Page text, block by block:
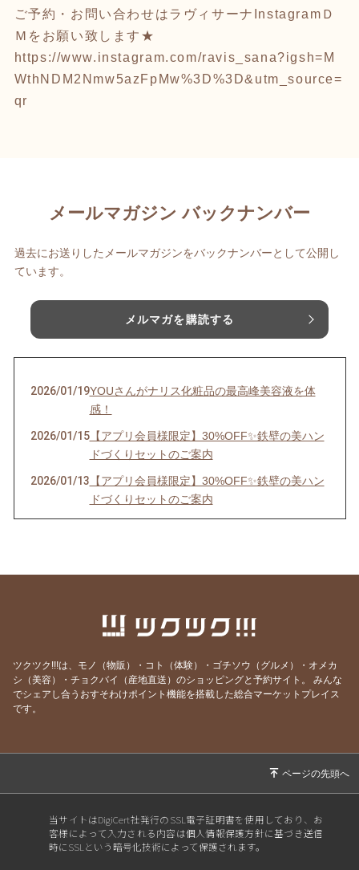
ご予約・お問い合わせはラヴィサーナInstagramＤ
Ｍをお願い致します★
https://www.instagram.com/ravis_sana?igsh=M
WthNDM2Nmw5azFpMw%3D%3D&utm_source=
qr
メールマガジン バックナンバー
過去にお送りしたメールマガジンをバックナンバーとして公開し
ています。
メルマガを購読する
2026/01/19YOUさんがナリス化粧品の最高峰美容液を体
感！
2026/01/15【アプリ会員様限定】30%OFF✨鉄壁の美ハン
ドづくりセットのご案内
2026/01/13 【アプリ会員様限定】30%OFF✨鉄壁の美ハン
ドづくりセットのご案内
メルマガ登録者2,000名突破！おめでとうござ
2025/11/20ラヴィサーナより感謝を込めて♪ Vietaポイント
メイク “限定セット” 特別販売！
2025/10/11
2025/10/04 30代からの“肌の貯金”始めませんか？
ツクツク!!!は、モノ（物販）・コト（体験）・ゴチソウ（グルメ）・オメカ
シ（美容）・チョクバイ（産地直送）のショッピングと予約サイト。
みんな
でシェアし合うおすそわけポイント機能を搭載した総合マーケットプレイス
です。
当サイトはDigiCert社発行のSSL電子証明書を使用しており、お
客様によって入力される内容は個人情報保護方針に基づき送信
時にSSLという暗号化技術によって保護されます。